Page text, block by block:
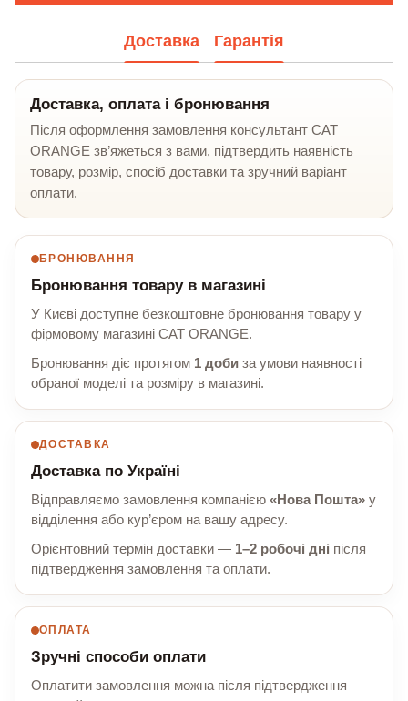
Доставка Гарантія
Доставка, оплата і бронювання
Після оформлення замовлення консультант CAT
ORANGE зв’яжеться з вами, підтвердить наявність
товару, розмір, спосіб доставки та зручний варіант
оплати.
БРОНЮВАННЯ
Бронювання товару в магазині
У Києві доступне безкоштовне бронювання товару у
фірмовому магазині CAT ORANGE.
Бронювання діє протягом 1 доби за умови наявності
обраної моделі та розміру в магазині.
ДОСТАВКА
Доставка по Україні
Відправляємо замовлення компанією «Нова Пошта» у
відділення або кур’єром на вашу адресу.
Орієнтовний термін доставки — 1–2 робочі дні після
підтвердження замовлення та оплати.
ОПЛАТА
Зручні способи оплати
Оплатити замовлення можна після підтвердження